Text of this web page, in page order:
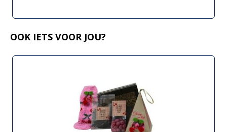
OOK IETS VOOR JOU?